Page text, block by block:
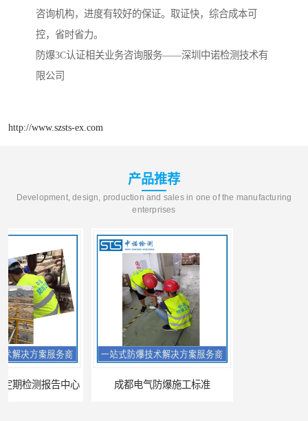
咨询机构，进度有较好的保证。取证快，综合成本可
控，省时省力。
防爆3C认证相关业务咨询服务——深圳中诺检测技术有
限公司
http://www.szsts-ex.com
产品推荐
Development, design, production and sales in one of the manufacturing
enterprises
成都电气防爆施工标准 昆明防爆CCC认证的资料需求